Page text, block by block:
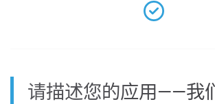
请描述您的应用——我